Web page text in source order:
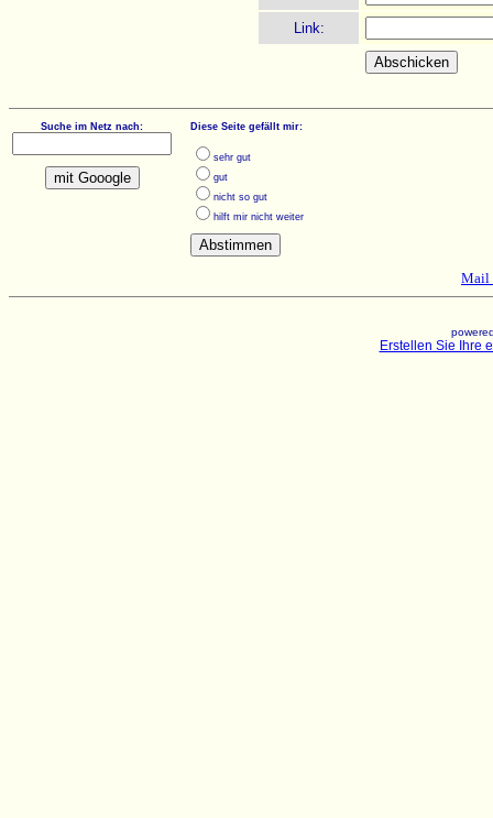
Link:
Suche im Netz nach: Diese Seite gefällt mir:
sehr gut
gut
nicht so gut
hilft mir nicht weiter
Mail
Erstellen Sie Ihre